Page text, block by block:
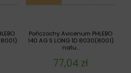
Pończochy Avicenum PHLEBO
140 AG S LONG 1D 8030(8001)
natu...
77,04 zł